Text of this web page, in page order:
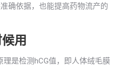
确依据，也能提高药物流产的
用
是检测hCG值，即人体绒毛膜